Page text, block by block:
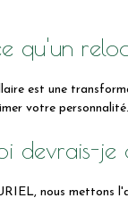
qu'un
est une
votre personnalité.
devrais-
nous mettons